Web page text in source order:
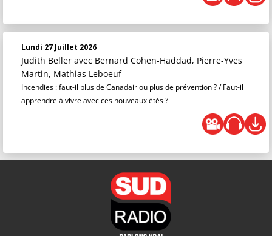
Lundi 27 Juillet 2026
Judith Beller avec Bernard Cohen-Haddad, Pierre-Yves
Martin, Mathias Leboeuf
Incendies : faut-il plus de Canadair ou plus de prévention ? / Faut-il
apprendre à vivre avec ces nouveaux étés ?